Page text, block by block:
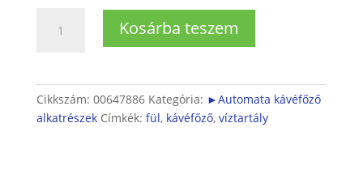
kávéfőző
mennyiség
Kosárba teszem
Cikkszám: 00647886 Kategória: ►Automata kávéfőző
alkatrészek Címkék: fül, kávéfőző, víztartály